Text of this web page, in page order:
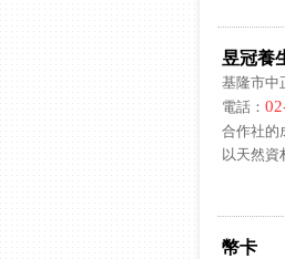
昱冠養
基隆市中
電話：
合作社的
以天然資
幣卡